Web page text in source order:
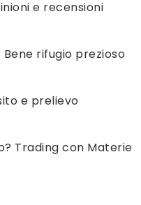
e recensioni
rifugio prezioso
e prelievo
Trading con Materie